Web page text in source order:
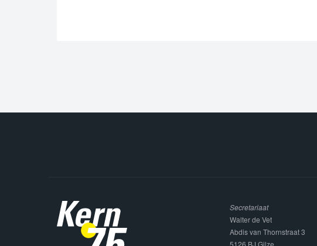
Secretariaat
Walter de Vet
Abdis van Thornstraat 3
5126 BJ Gilze